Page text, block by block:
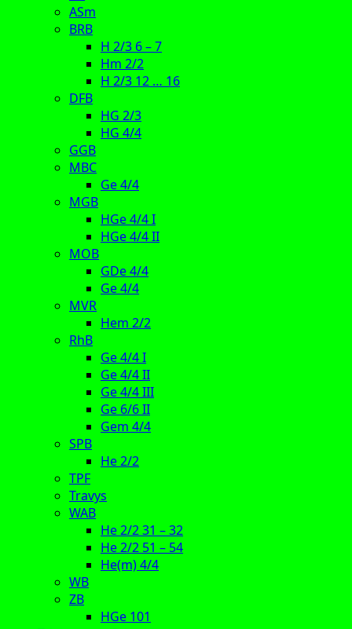
ASm
BRB
H 2/3 6 – 7
Hm 2/2
H 2/3 12 … 16
DFB
HG 2/3
HG 4/4
GGB
MBC
Ge 4/4
MGB
HGe 4/4 I
HGe 4/4 II
MOB
GDe 4/4
Ge 4/4
MVR
Hem 2/2
RhB
Ge 4/4 I
Ge 4/4 II
Ge 4/4 III
Ge 6/6 II
Gem 4/4
SPB
He 2/2
TPF
Travys
WAB
He 2/2 31 – 32
He 2/2 51 – 54
He(m) 4/4
WB
ZB
HGe 101